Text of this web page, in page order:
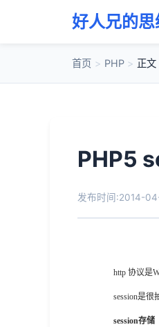
好人兄的
首页 > PHP > 正文
PHP5
发布时间:2014-
http 协议是
session是
session存储